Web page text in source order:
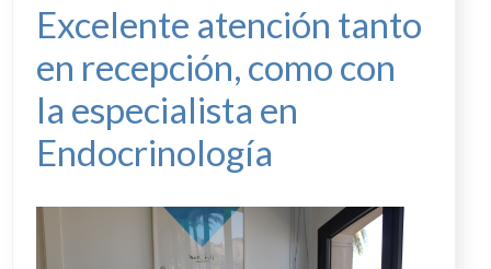
Excelente atención tanto
en recepción, como con
la especialista en
Endocrinología